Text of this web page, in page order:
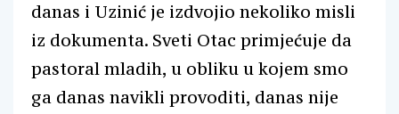
danas i Uzinić je izdvojio nekoliko misli
iz dokumenta. Sveti Otac primjećuje da
pastoral mladih, u obliku u kojem smo
ga danas navikli provoditi, danas nije